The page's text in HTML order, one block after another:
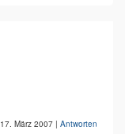
17. März 2007 | Antworten